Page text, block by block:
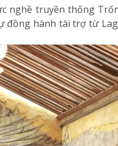
nghề truyền thống
đồng hành tài trợ từ